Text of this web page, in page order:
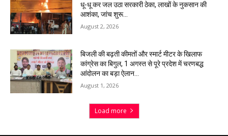
धू-धू कर जल उठा सरकारी ठेका, लाखों के नुकसान की
आशंका, जांच शुरू…
August 2, 2026
बिजली की बढ़ती कीमतों और स्मार्ट मीटर के खिलाफ
कांग्रेस का बिगुल, 1 अगस्त से पूरे प्रदेश में चरणबद्ध
आंदोलन का बड़ा ऐलान…
August 1, 2026
Load more